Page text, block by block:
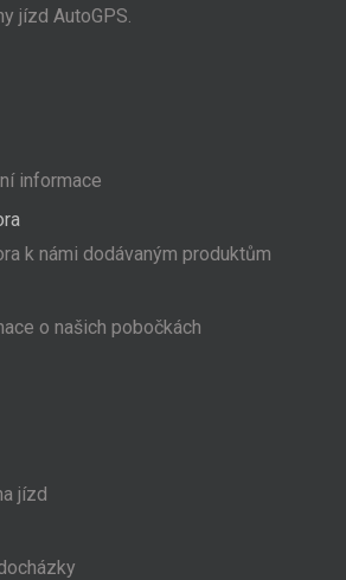
jízd AutoGPS.
informace
k námi dodávaným produktům
o našich pobočkách
jízd